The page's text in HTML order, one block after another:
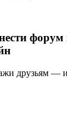
форум
друзьям —